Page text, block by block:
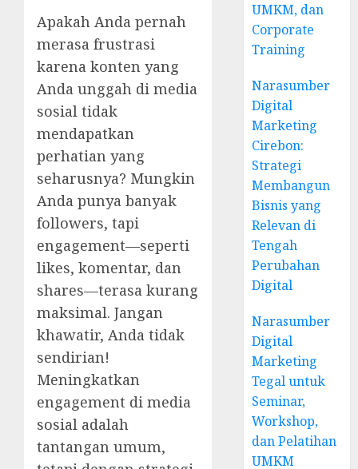
Apakah Anda pernah
merasa frustrasi
karena konten yang
Anda unggah di media
sosial tidak
mendapatkan
perhatian yang
seharusnya? Mungkin
Anda punya banyak
followers, tapi
engagement—seperti
likes, komentar, dan
shares—terasa kurang
maksimal. Jangan
khawatir, Anda tidak
sendirian!
Meningkatkan
engagement di media
sosial adalah
tantangan umum,
UMKM, dan
Corporate
Training
Narasumber
Digital
Marketing
Cirebon:
Strategi
Membangun
Bisnis yang
Relevan di
Tengah
Perubahan
Digital
Narasumber
Digital
Marketing
Tegal untuk
Seminar,
Workshop,
dan Pelatihan
UMKM